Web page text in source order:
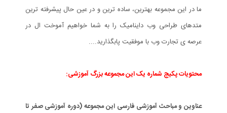
ما در این مجموعه بهترین، ساده ترین و در عین حال پیشرفته ترین
متدهای طراحی وب داینامیک را به شما خواهیم آموخت ال در
عرصه ی تجارت وب با موفقیت پابگذارید....
محتویات پکیج شماره یک این مجموعه بزرگ آموزشی:
عناوین و مباحث آموزشی فارسی این مجموعه (دوره آموزشی صفر تا